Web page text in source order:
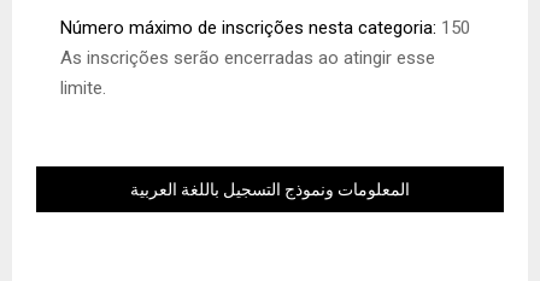
Número máximo de inscrições nesta categoria: 150
As inscrições serão encerradas ao atingir esse
limite.
المعلومات ونموذج التسجيل باللغة العربية